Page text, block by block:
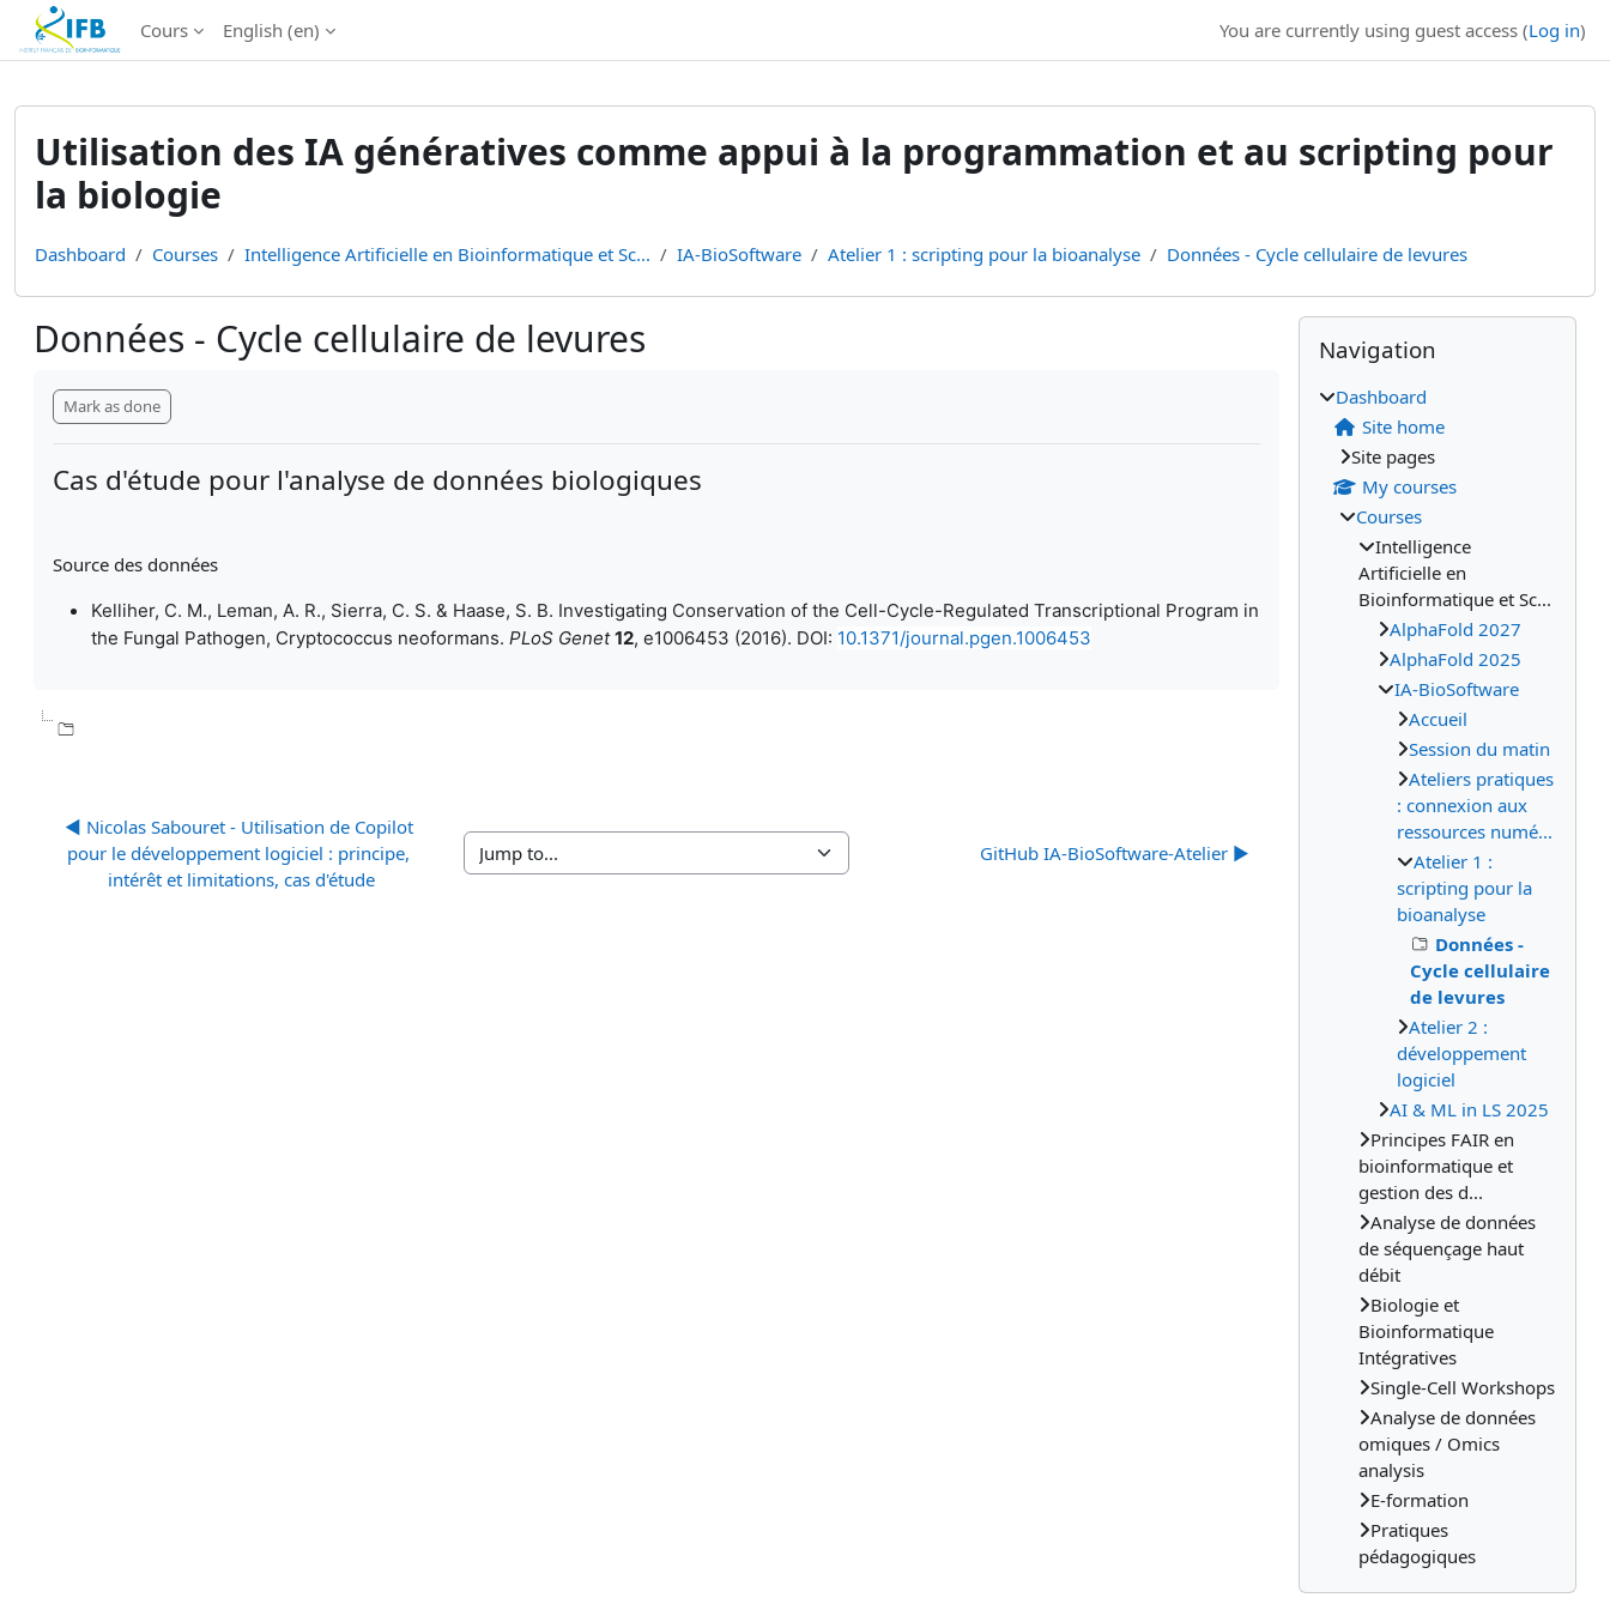
Institut Français de Bioinformatique - Les formations
Skip to main content
Cours English ‎(en)‎ You are currently using guest access (Log in)
Utilisation des IA génératives comme appui à la programmation et au scripting pour
la biologie
Dashboard Courses Intelligence Artificielle en Bioinformatique et Sc... IA-BioSoftware Atelier 1 : scripting pour la bioanalyse Données - Cycle cellulaire de levures
Données - Cycle cellulaire de levures
Mark as done
Cas d'étude pour l'analyse de données biologiques
Source des données
Kelliher, C. M., Leman, A. R., Sierra, C. S. & Haase, S. B. Investigating Conservation of the Cell-Cycle-Regulated Transcriptional Program in
the Fungal Pathogen, Cryptococcus neoformans. PLoS Genet 12, e1006453 (2016). DOI: 10.1371/journal.pgen.1006453
◀︎ Nicolas Sabouret - Utilisation de Copilot
pour le développement logiciel : principe,
intérêt et limitations, cas d'étude
Jump to... GitHub IA-BioSoftware-Atelier ▶︎
Blocks
Supplementary
Skip Navigation
Navigation
Dashboard
Site home
Site pages
My courses
Courses
Intelligence
Artificielle en
Bioinformatique et Sc...
AlphaFold 2027
AlphaFold 2025
IA-BioSoftware
Accueil
Session du matin
Ateliers pratiques
: connexion aux
ressources numé...
Atelier 1 :
scripting pour la
bioanalyse
Données -
Cycle cellulaire
de levures
Atelier 2 :
développement
logiciel
AI & ML in LS 2025
Principes FAIR en
bioinformatique et
gestion des d...
Analyse de données
de séquençage haut
débit
Biologie et
Bioinformatique
Intégratives
Single-Cell Workshops
Analyse de données
omiques / Omics
analysis
E-formation
Pratiques
pédagogiques